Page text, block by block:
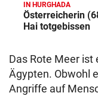
IN HURGHADA
Österreicherin
Hai totgebissen
Das Rote Meer ist
Ägypten. Obwohl
Angriffe auf